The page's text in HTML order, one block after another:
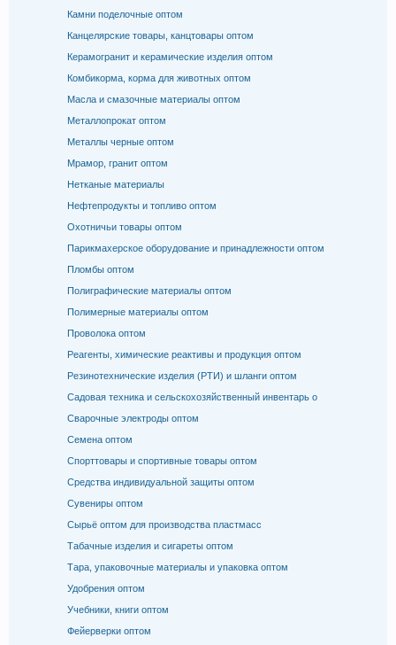
Камни поделочные оптом
Канцелярские товары, канцтовары оптом
Керамогранит и керамические изделия оптом
Комбикорма, корма для животных оптом
Масла и смазочные материалы оптом
Металлопрокат оптом
Металлы черные оптом
Мрамор, гранит оптом
Нетканые материалы
Нефтепродукты и топливо оптом
Охотничьи товары оптом
Парикмахерское оборудование и принадлежности оптом
Пломбы оптом
Полиграфические материалы оптом
Полимерные материалы оптом
Проволока оптом
Реагенты, химические реактивы и продукция оптом
Резинотехнические изделия (РТИ) и шланги оптом
Садовая техника и сельскохозяйственный инвентарь о
Сварочные электроды оптом
Семена оптом
Спорттовары и спортивные товары оптом
Средства индивидуальной защиты оптом
Сувениры оптом
Сырьё оптом для производства пластмасс
Табачные изделия и сигареты оптом
Тара, упаковочные материалы и упаковка оптом
Удобрения оптом
Учебники, книги оптом
Фейерверки оптом